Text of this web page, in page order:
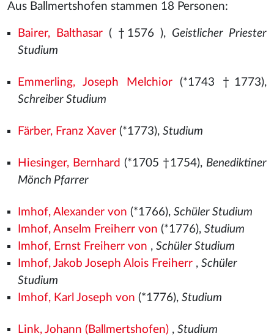
Aus Ballmertshofen stammen 18 Personen:
Bairer, Balthasar( †1576 ), Geistlicher Priester
Studium
Emmerling, Joseph Melchior(*1743 †1773),
Schreiber Studium
Färber, Franz Xaver(*1773), Studium
Hiesinger, Bernhard (*1705 †1754), Benediktiner
Mönch Pfarrer
Imhof, Alexander von (*1766), Schüler Studium
Imhof, Anselm Freiherr von (*1776), Studium
Imhof, Ernst Freiherr von , Schüler Studium
Imhof, Jakob Joseph Alois Freiherr, Schüler
Studium
Imhof, Karl Joseph von (*1776), Studium
Link, Johann (Ballmertshofen), Studium